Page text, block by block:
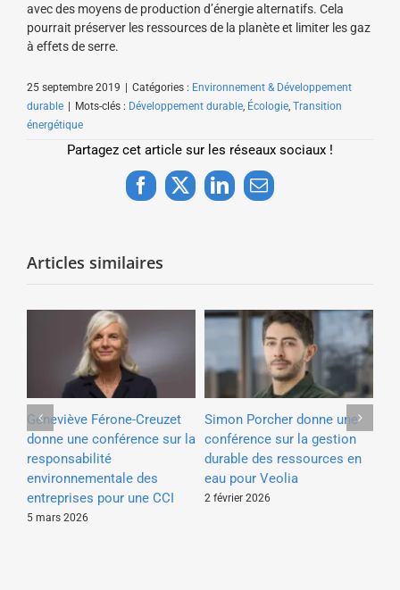
avec des moyens de production d’énergie alternatifs. Cela
pourrait préserver les ressources de la planète et limiter les gaz
à effets de serre.
25 septembre 2019 | Catégories : Environnement & Développement
durable | Mots-clés : Développement durable Écologie Transition
énergétique
Partagez cet article sur les réseaux sociaux !
Facebook
X LinkedInEmail
Articles similaires
Geneviève Férone-Creuzet
donne une conférence sur la
responsabilité
environnementale des
entreprises pour une CCI
5 mars 2026
Simon Porcher donne une
conférence sur la gestion
durable des ressources en
eau pour Veolia
2 février 2026